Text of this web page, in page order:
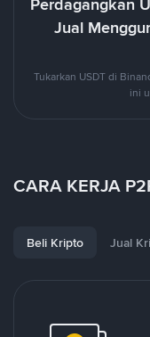
Perdagangkan
Jual
Tukarkan USDT di
ini
CARA KERJA
Beli Kripto Jual